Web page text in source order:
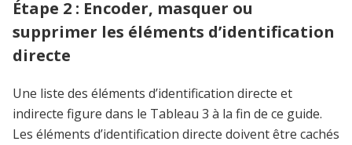
Étape 2 : Encoder, masquer ou
supprimer les éléments d’identification
directe
Une liste des éléments d’identification directe et
indirecte figure dans le Tableau 3 à la fin de ce guide.
Les éléments d’identification directe doivent être cachés